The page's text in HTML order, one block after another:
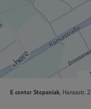
E center Stepaniak, Hansastr.